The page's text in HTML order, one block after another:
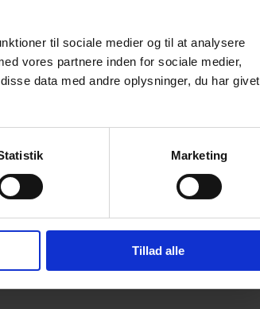
til sociale medier og til at analysere
vores partnere inden for sociale medier,
data med andre oplysninger, du har givet
Marketing
Tillad alle